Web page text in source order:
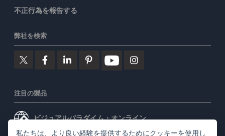
不正行為を報告する
弊社を検索
注目の製品
ビジュアルパラダイム・オンライン
私たちは、より良い経験を提供するためにクッキーを使用し